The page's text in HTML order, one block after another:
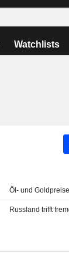
Watchlists